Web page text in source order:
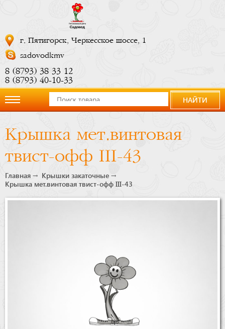
г. Пятигорск, Черкесское шоссе, 1
sadovodkmv
8 (8793) 38 33 12
8 (8793) 40-10-33
компании
НАЙТИ
Крышка мет.винтовая
твист-офф III-43
Главная
Крышки закаточные
Крышка мет.винтовая твист-офф III-43